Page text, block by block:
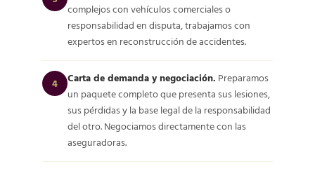
complejos con vehículos comerciales o
responsabilidad en disputa, trabajamos con
expertos en reconstrucción de accidentes.
4 Carta de demanda y negociación. Preparamos
un paquete completo que presenta sus lesiones,
sus pérdidas y la base legal de la responsabilidad
del otro. Negociamos directamente con las
aseguradoras.